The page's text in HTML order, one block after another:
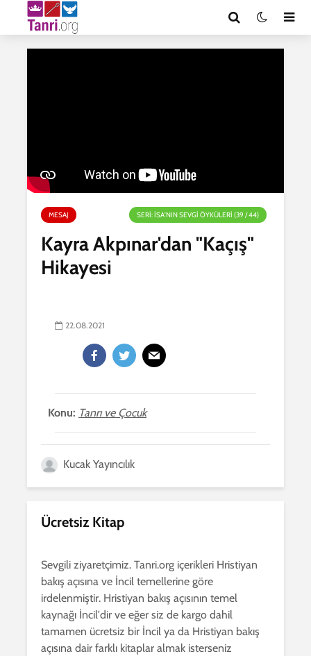
MESAJ SERI: İSA'NIN SEVGI ÖYKÜLERI (39 / 44)
Kayra Akpınar'dan "Kaçış"
Hikayesi
22.08.2021
Konu: Tanrı ve Çocuk
Kucak Yayıncılık
Ücretsiz Kitap
Sevgili ziyaretçimiz. Tanri.org içerikleri Hristiyan
bakış açısına ve İncil temellerine göre
irdelenmiştir. Hristiyan bakış açısının temel
kaynağı İncil'dir ve eğer siz de kargo dahil
tamamen ücretsiz bir İncil ya da Hristiyan bakış
açısına dair farklı kitaplar almak isterseniz